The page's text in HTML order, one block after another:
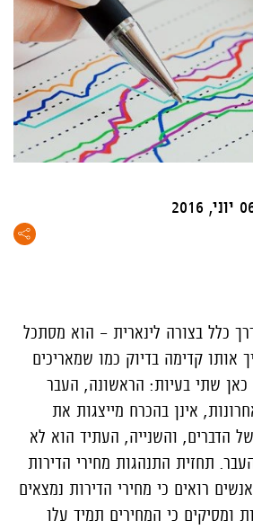
2016
כלל בצורה לינארית - הוא מסתכל
אותו קדימה בדיוק כמו שמאריכים
כאן שתי בעיות: הראשונה, העבר
אינן בהכרח מייצגות את
הדברים, והשנייה, העתיד הוא לא
תחזית התנהגות מחירי הדירות
רואים כי מחירי הדירות נמצאים
ומסיקים כי המחירים תמיד עלו